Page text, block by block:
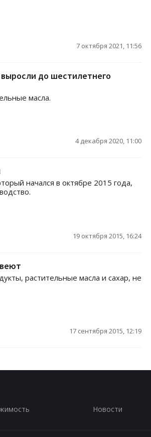
7 октября 2021, 11:56
до шестилетнего
масла.
4 декабря 2020, 11:00
начался в октябре 2015 года,
19 октября 2015, 16:24
растительные масла и сахар, не
17 сентября 2015, 12:19
Новости